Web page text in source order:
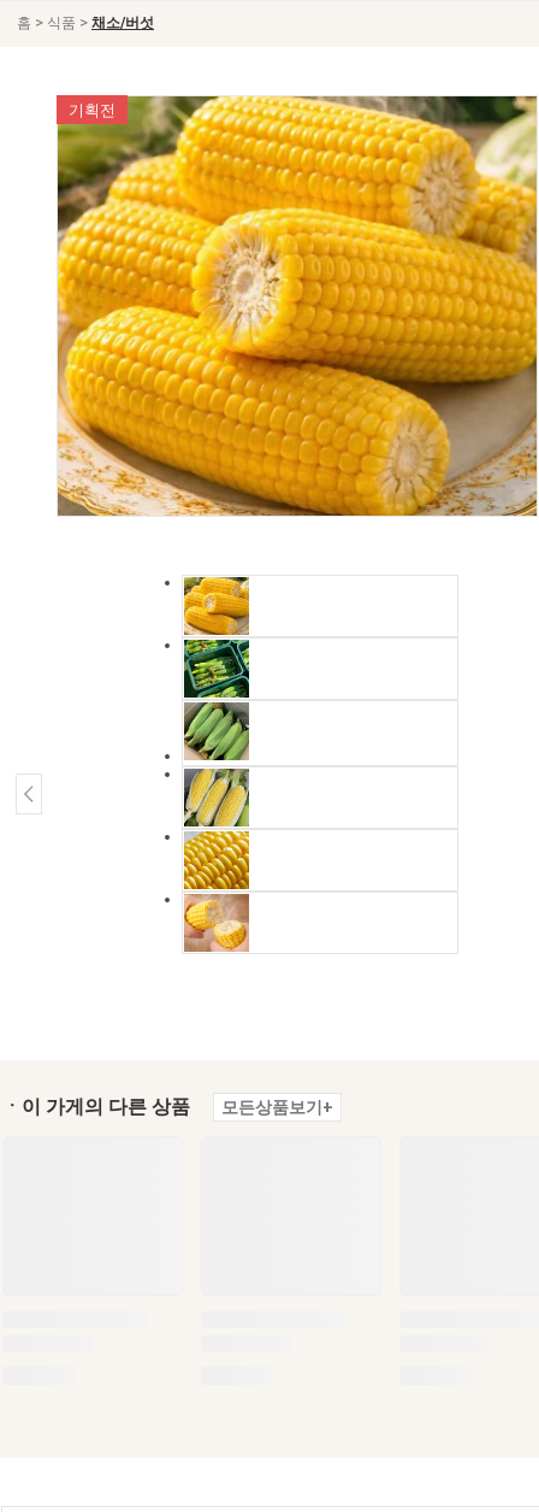
홈 > 식품 > 채소/버섯
기획전
ㆍ이 가게의 다른 상품 모든상품보기+